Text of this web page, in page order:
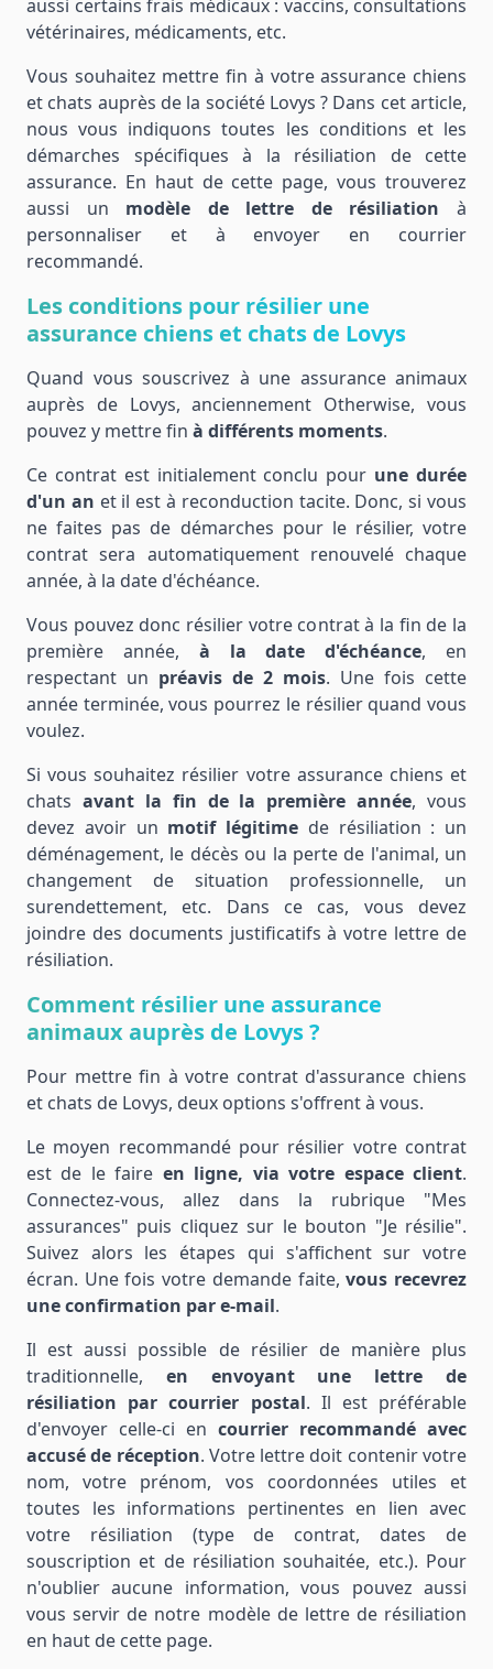
aussi certains frais médicaux : vaccins, consultations
vétérinaires, médicaments, etc.
Vous souhaitez mettre fin à votre assurance chiens
et chats auprès de la société Lovys ? Dans cet article,
nous vous indiquons toutes les conditions et les
démarches spécifiques à la résiliation de cette
assurance. En haut de cette page, vous trouverez
aussi un modèle de lettre de résiliation à
personnaliser et à envoyer en courrier
recommandé.
Les conditions pour résilier une
assurance chiens et chats de Lovys
Quand vous souscrivez à une assurance animaux
auprès de Lovys, anciennement Otherwise, vous
pouvez y mettre fin à différents moments.
Ce contrat est initialement conclu pour une durée
d'un an et il est à reconduction tacite. Donc, si vous
ne faites pas de démarches pour le résilier, votre
contrat sera automatiquement renouvelé chaque
année, à la date d'échéance.
Vous pouvez donc résilier votre contrat à la fin de la
première année, à la date d'échéance, en
respectant un préavis de 2 mois. Une fois cette
année terminée, vous pourrez le résilier quand vous
voulez.
Si vous souhaitez résilier votre assurance chiens et
chats avant la fin de la première année, vous
devez avoir un motif légitime de résiliation : un
déménagement, le décès ou la perte de l'animal, un
changement de situation professionnelle, un
surendettement, etc. Dans ce cas, vous devez
joindre des documents justificatifs à votre lettre de
résiliation.
Comment résilier une assurance
animaux auprès de Lovys ?
Pour mettre fin à votre contrat d'assurance chiens
et chats de Lovys, deux options s'offrent à vous.
Le moyen recommandé pour résilier votre contrat
est de le faire en ligne, via votre espace client.
Connectez-vous, allez dans la rubrique "Mes
assurances" puis cliquez sur le bouton "Je résilie".
Suivez alors les étapes qui s'affichent sur votre
écran. Une fois votre demande faite,vous recevrez
une confirmation par e-mail.
Il est aussi possible de résilier de manière plus
traditionnelle, en envoyant une lettre de
résiliation par courrier postal. Il est préférable
d'envoyer celle-ci en courrier recommandé avec
accusé de réception. Votre lettre doit contenir votre
nom, votre prénom, vos coordonnées utiles et
toutes les informations pertinentes en lien avec
votre résiliation (type de contrat, dates de
souscription et de résiliation souhaitée, etc.). Pour
n'oublier aucune information, vous pouvez aussi
vous servir de notre modèle de lettre de résiliation
en haut de cette page.